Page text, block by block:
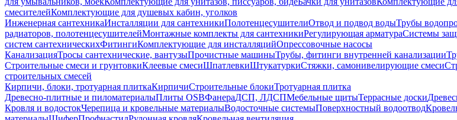
смесителейКомплектующие для душевых кабин, уголков
Инженерная сантехникаИнсталляции для сантехникиПолотенцесушителиОтвод и подвод водыТрубы
радиаторов, полотенцесушителейМонтажные комплекты для сантехникиРегулирующая арматураСистемы
систем сантехническихФитингиКомплектующие для инсталляцийОпрессовочные насосы
КанализацияТросы сантехнические, вантузыПрочистные машиныТрубы, фитинги внутренней канализации
Строительные смеси и грунтовкиКлеевые смесиШпатлевкиШтукатуркиСтяжки, самонивелирующие смеси
строительных смесей
Кирпичи, блоки, тротуарная плиткаКирпичиСтроительные блокиТротуарная плитка
Древесно-плитные и пиломатериалыПлиты OSBФанераДСП, ЛДСПМебельные щитыТеррасные доски
Кровля и водостокЧерепица и кровельные материалыВодосточные системыПоверхностный водоотвод